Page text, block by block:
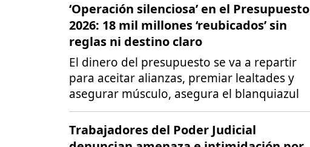
‘Operación silenciosa’ en el Presupuesto
2026: 18 mil millones ‘reubicados’ sin
reglas ni destino claro
El dinero del presupuesto se va a repartir
para aceitar alianzas, premiar lealtades y
asegurar músculo, asegura el blanquiazul
Trabajadores del Poder Judicial